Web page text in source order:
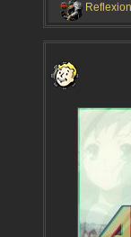
Reflexion